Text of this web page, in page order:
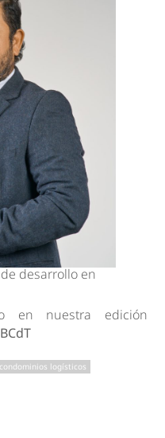
desarrollo en
en nuestra edición
condominios logísticos